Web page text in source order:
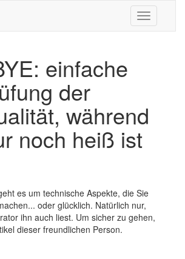
Toggle
navigation
einfache
der
während
noch heiß ist
es um technische Aspekte, die Sie
oder glücklich. Natürlich nur,
ihn auch liest. Um sicher zu gehen,
dieser freundlichen Person.